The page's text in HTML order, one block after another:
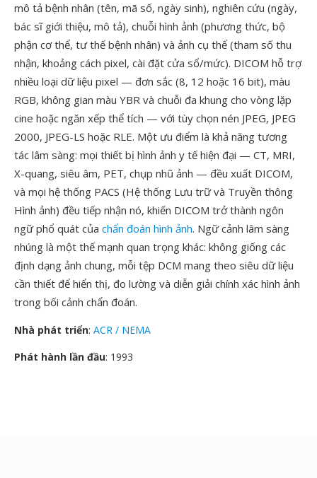
mô tả bệnh nhân (tên, mã số, ngày sinh), nghiên cứu (ngày,
bác sĩ giới thiệu, mô tả), chuỗi hình ảnh (phương thức, bộ
phận cơ thể, tư thế bệnh nhân) và ảnh cụ thể (tham số thu
nhận, khoảng cách pixel, cài đặt cửa sổ/mức). DICOM hỗ trợ
nhiều loại dữ liệu pixel — đơn sắc (8, 12 hoặc 16 bit), màu
RGB, không gian màu YBR và chuỗi đa khung cho vòng lặp
cine hoặc ngăn xếp thể tích — với tùy chọn nén JPEG, JPEG
2000, JPEG-LS hoặc RLE. Một ưu điểm là khả năng tương
tác lâm sàng: mọi thiết bị hình ảnh y tế hiện đại — CT, MRI,
X-quang, siêu âm, PET, chụp nhũ ảnh — đều xuất DICOM,
và mọi hệ thống PACS (Hệ thống Lưu trữ và Truyền thông
Hình ảnh) đều tiếp nhận nó, khiến DICOM trở thành ngôn
ngữ phổ quát của chẩn đoán hình ảnh. Ngữ cảnh lâm sàng
nhúng là một thế mạnh quan trọng khác: không giống các
định dạng ảnh chung, mỗi tệp DCM mang theo siêu dữ liệu
cần thiết để hiển thị, đo lường và diễn giải chính xác hình ảnh
trong bối cảnh chẩn đoán.
Nhà phát triển: ACR / NEMA
Phát hành lần đầu: 1993